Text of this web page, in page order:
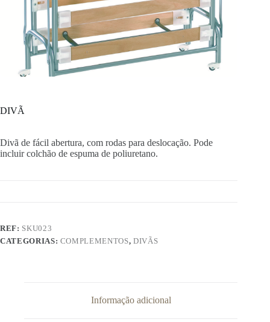
DIVÃ
Divã de fácil abertura, com rodas para deslocação. Pode
incluir colchão de espuma de poliuretano.
REF: SKU023
CATEGORIAS: COMPLEMENTOS, DIVÃS
Informação adicional